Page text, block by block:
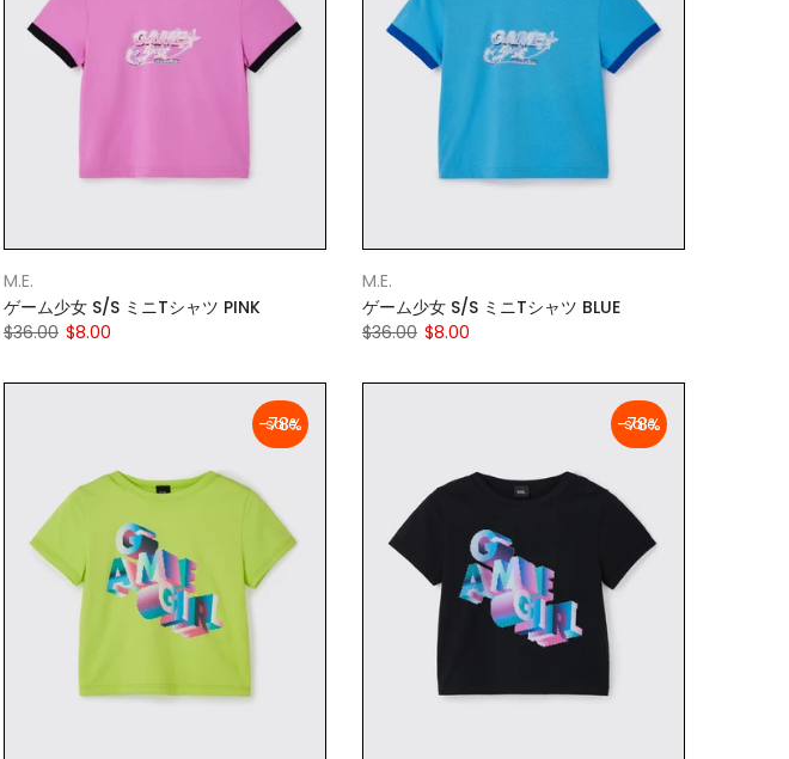
M.E.
ゲーム少女 S/S ミニTシャツ PINK
$36.00 $8.00
M.E.
ゲーム少女 S/S ミニTシャツ BLUE
$36.00 $8.00
-78% -78%